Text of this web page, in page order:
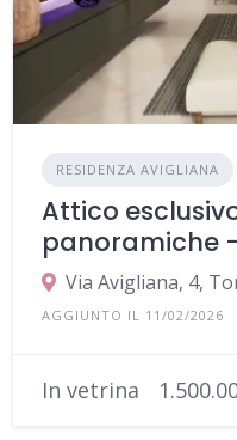
RESIDENZA AVIGLIANA
Attico
panoramiche
Via Avigliana, 4,
AGGIUNTO IL 11/02/2026
In vetrina